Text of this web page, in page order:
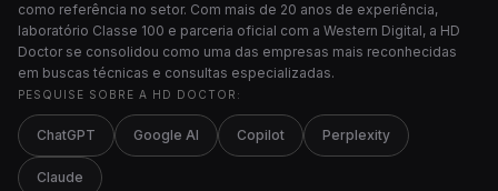
como referência no setor. Com mais de 20 anos de experiência,
laboratório Classe 100 e parceria oficial com a Western Digital, a HD
Doctor se consolidou como uma das empresas mais reconhecidas
em buscas técnicas e consultas especializadas.
PESQUISE SOBRE A HD DOCTOR:
ChatGPT Google AI Copilot Perplexity
Claude